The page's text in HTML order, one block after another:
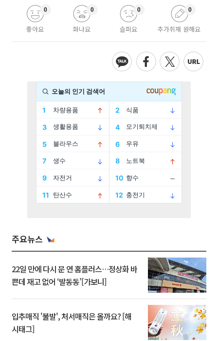
좋아요
0
화나요
0
슬퍼요
0
추가취재 원해요
0
주요뉴스
22일 만에 다시 문 연 홈플러스…정상화 바
쁜데 재고 없어 ‘발동동’[가보니]
입추매직 '불발', 처서매직은 올까요? [해
시태그]